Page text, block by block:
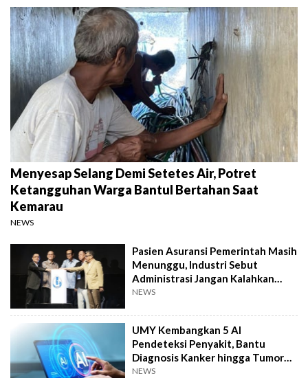
Menyesap Selang Demi Setetes Air, Potret
Ketangguhan Warga Bantul Bertahan Saat
Kemarau
NEWS
Pasien Asuransi Pemerintah Masih
Menunggu, Industri Sebut
Administrasi Jangan Kalahkan
Kemanusiaan
NEWS
UMY Kembangkan 5 AI
Pendeteksi Penyakit, Bantu
Diagnosis Kanker hingga Tumor
Otak Lebih Cepat
NEWS